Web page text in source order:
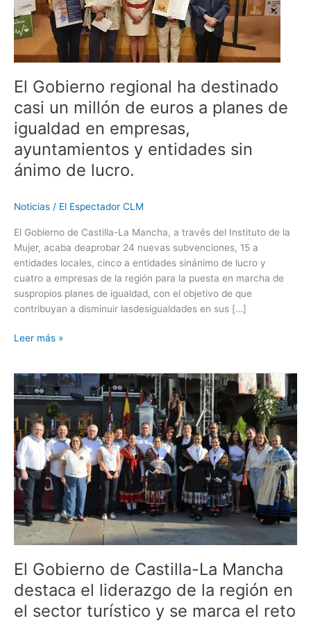
El Gobierno regional ha destinado
casi un millón de euros a planes de
igualdad en empresas,
ayuntamientos y entidades sin
ánimo de lucro.
Noticias / El Espectador CLM
El Gobierno de Castilla-La Mancha, a través del Instituto de la
Mujer, acaba deaprobar 24 nuevas subvenciones, 15 a
entidades locales, cinco a entidades sinánimo de lucro y
cuatro a empresas de la región para la puesta en marcha de
suspropios planes de igualdad, con el objetivo de que
contribuyan a disminuir lasdesigualdades en sus […]
un
millón
de
euros
planes
de
en
empresas,
ayuntamientos
y
sin
lucro.
Leer más »
El Gobierno de Castilla-La Mancha
destaca el liderazgo de la región en
el sector turístico y se marca el reto
Gobierno
Castilla-
La
Mancha
destaca
el
liderazgo
de
región
en
sector
turístico